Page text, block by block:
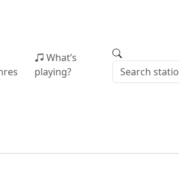
What’s
playing?